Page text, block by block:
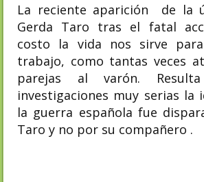
La reciente aparición de la
Gerda Taro tras el fatal
costo la vida nos sirve
trabajo, como tantas veces
parejas al varón.
investigaciones muy serias la
la guerra española fue
Taro y no por su compañero .